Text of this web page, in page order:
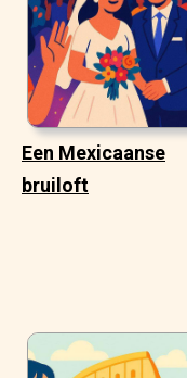
Een Mexicaanse
bruiloft